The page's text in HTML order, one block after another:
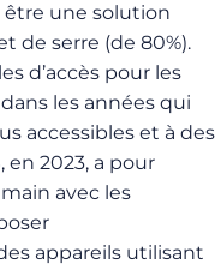
être une solution
de serre (de 80%).
d’accès pour les
les années qui
accessibles et à des
en 2023, a pour
avec les
appareils utilisant